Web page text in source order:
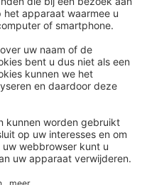
HR Academy
HR Podcast
CHRO
HR Day